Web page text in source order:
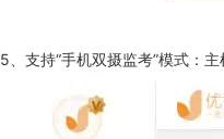
5、支持“手机双摄监考”模式：